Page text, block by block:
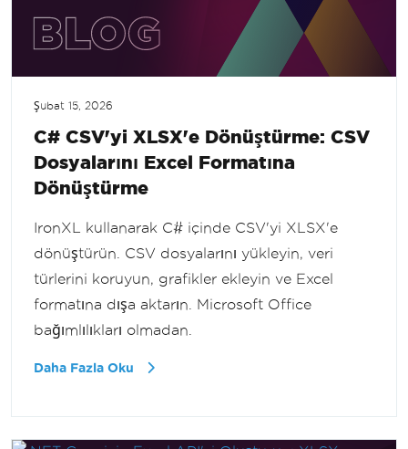
Şubat 15, 2026
C# CSV'yi XLSX'e Dönüştürme: CSV
Dosyalarını Excel Formatına
Dönüştürme
IronXL kullanarak C# içinde CSV'yi XLSX'e
dönüştürün. CSV dosyalarını yükleyin, veri
türlerini koruyun, grafikler ekleyin ve Excel
formatına dışa aktarın. Microsoft Office
bağımlılıkları olmadan.
Daha Fazla Oku